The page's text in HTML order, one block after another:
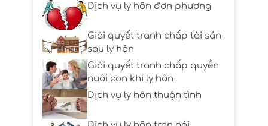
Dịch vụ ly hôn đơn phương
Giải quyết tranh chấp tài sản
sau ly hôn
Giải quyết tranh chấp quyền
nuôi con khi ly hôn
Dịch vụ ly hôn thuận tình